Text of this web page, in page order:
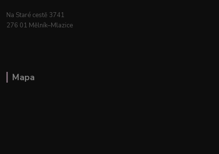
Na Staré cestě 3741
276 01 Mělník–Mlazice
Mapa